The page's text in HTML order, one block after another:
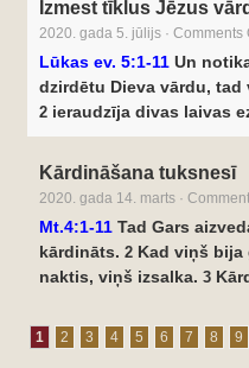
Izmest tīklus Jēzus
2020. gada 5. jūlijs · Comments
Lūkas ev. 5:1-11Un
dzirdētu Dieva vārdu, tad
2ieraudzīja divas laivas
Kārdināšana tuksnesī
2020. gada 14. marts ·
Mt.4:1-11Tad Gars
kārdināts. 2Kad viņš bija
naktis, viņš izsalka. 3
1 2 3 4 5 6 7 8 9